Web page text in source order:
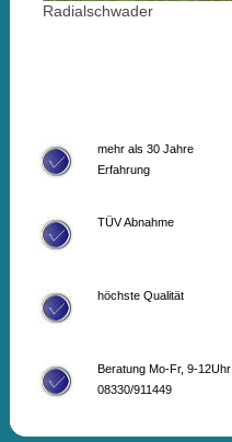
Radialschwader
mehr als 30 Jahre
Erfahrung
TÜV Abnahme
höchste Qualität
Beratung Mo-Fr, 9-12Uhr
08330/911449